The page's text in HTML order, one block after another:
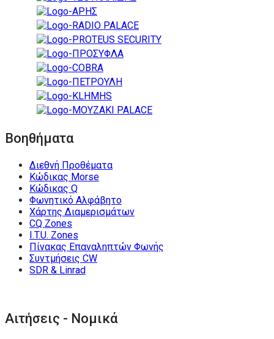
Βοηθήματα
Διεθνή Προθέματα
Κώδικας Morse
Κώδικας Q
Φωνητικό Αλφάβητο
Χάρτης Διαμερισμάτων
CQ Zones
I.T.U. Zones
Πίνακας Επαναληπτών Φωνής
Συντμήσεις CW
SDR & Linrad
Αιτήσεις - Νομικά